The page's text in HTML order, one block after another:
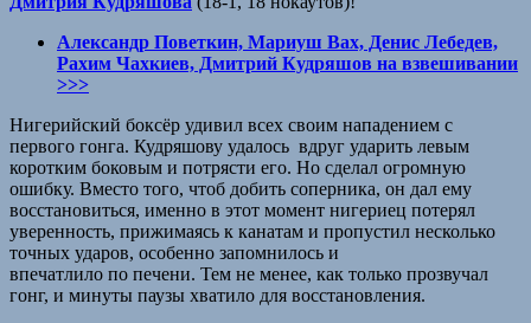
Александр Поветкин, Мариуш Вах, Денис Лебедев,
Рахим Чахкиев, Дмитрий Кудряшов на взвешивании
>>>
Нигерийский боксёр удивил всех своим нападением с
первого гонга. Кудряшову удалось вдруг ударить левым
коротким боковым и потрясти его. Но сделал огромную
ошибку. Вместо того, чтоб добить соперника, он дал ему
восстановиться, именно в этот момент нигериец потерял
уверенность, прижимаясь к канатам и пропустил несколько
точных ударов, особенно запомнилось и
впечатлило по печени. Тем не менее, как только прозвучал
гонг, и минуты паузы хватило для восстановления.